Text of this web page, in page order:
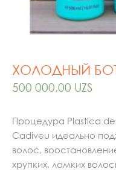
ХОЛОДНЫЙ
500 000,00 UZS
Процедура Рlastica
Cadiveu идеально
волос,
хрупких, ломких